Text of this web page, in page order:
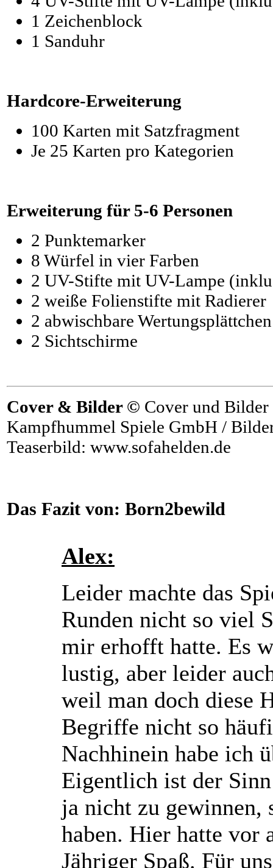
1 Zeichenblock
1 Sanduhr
Hardcore-Erweiterung
100 Karten mit Satzfragment
Je 25 Karten pro Kategorien
Erweiterung für 5-6 Personen
2 Punktemarker
8 Würfel in vier Farben
2 UV-Stifte mit UV-Lampe
2 weiße Folienstifte mit Radierer
2 abwischbare Wertungsplättchen
2 Sichtschirme
Cover & Bilder © Cover und
Kampfhummel Spiele GmbH /
Teaserbild: www.sofahelden.de
Das Fazit von: Born2bewild
Alex:
Leider machte das
Runden nicht so viel
mir erhofft hatte. Es
lustig, aber leider
weil man doch diese
Begriffe nicht so
Nachhinein habe ich
Eigentlich ist der
ja nicht zu gewinnen,
haben. Hier hatte vor
Jähriger Spaß. Für